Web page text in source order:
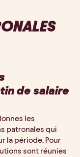
de salaire
les
patronales qui
la période. Pour
sont réunies